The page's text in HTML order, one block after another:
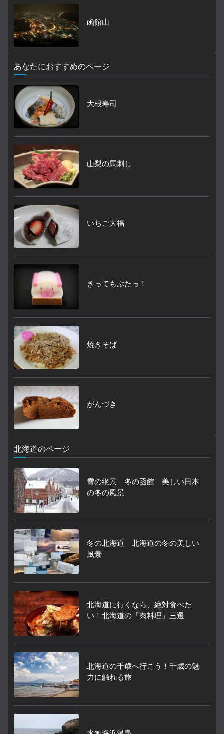
函館山
あなたにおすすめのページ
大根寿司
山梨の馬刺し
いちご大福
きってもぶたっ！
焼きそば
がんづき
北海道のページ
雪の絶景 冬の函館 美しい日本
の冬の風景
冬の北海道 北海道の冬の美しい
風景
北海道に行くなら、絶対食べた
い！北海道の「肉料理」三選
北海道の千歳へ行こう！千歳の魅
力に触れる旅